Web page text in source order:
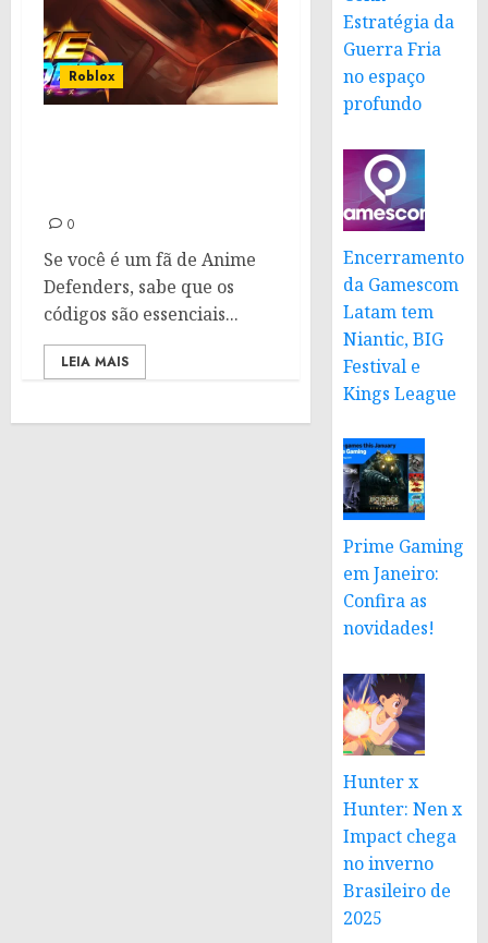
Roblox
0
Se você é um fã de Anime
Defenders, sabe que os
códigos são essenciais...
LEIA MAIS
Estratégia da
Guerra Fria
no espaço
profundo
Encerramento
da Gamescom
Latam tem
Niantic, BIG
Festival e
Kings League
Prime Gaming
em Janeiro:
Confira as
novidades!
Hunter x
Hunter: Nen x
Impact chega
no inverno
Brasileiro de
2025